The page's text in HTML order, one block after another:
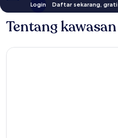
Login Daftar sekarang,
Tentang